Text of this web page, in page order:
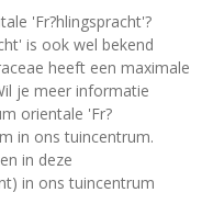
'Fr?hlingspracht'?
is ook wel bekend
heeft een maximale
je meer informatie
orientale 'Fr?
in ons tuincentrum.
in deze
in ons tuincentrum